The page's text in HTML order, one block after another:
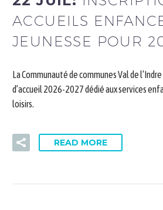
ACCUEILS
JEUNESSE POUR
La Communauté de communes Val de
d’accueil 2026-2027 dédié aux services
loisirs.
READ MORE